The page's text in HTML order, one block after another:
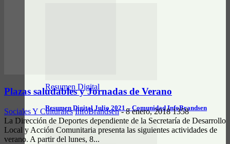
Resumen Digital
Resumen Digital Julio 2021 – Comunidad InfoBrandsen
Plazas saludables y Jornadas de Verano
Sociales Y Culturales InfoBrandsen - 8 enero, 2018 1358
La Dirección de Deportes dependiente de la Secretaría de Desarrollo
Local y Acción Comunitaria presenta las siguientes actividades de
verano. A partir del lunes, 8...